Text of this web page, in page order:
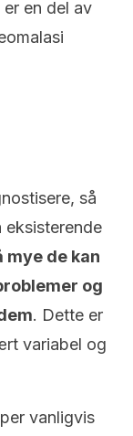
en del av
så
eksisterende
mye de kan
og
. Dette er
variabel og
vanligvis